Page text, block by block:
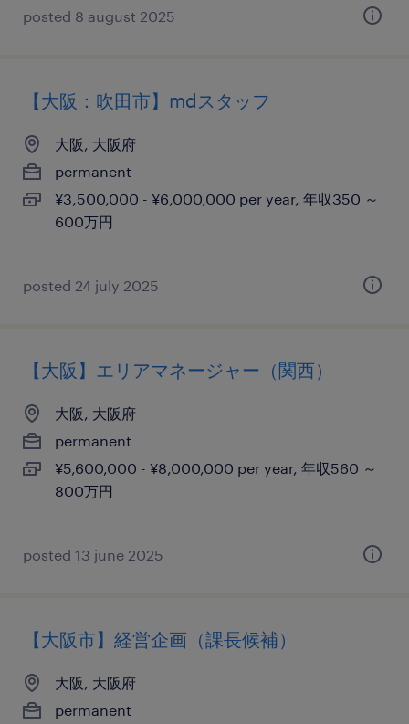
posted 8 august 2025
【大阪：吹田市】mdスタッフ
大阪, 大阪府
permanent
¥3,500,000 - ¥6,000,000 per year, 年収350 ～
600万円
posted 24 july 2025
【大阪】エリアマネージャー（関西）
大阪, 大阪府
permanent
¥5,600,000 - ¥8,000,000 per year, 年収560 ～
800万円
posted 13 june 2025
【大阪市】経営企画（課長候補）
大阪, 大阪府
permanent